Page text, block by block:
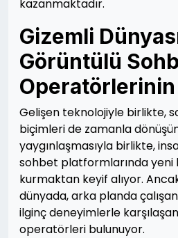
kazanmaktadır.
Gizemli
Görüntülü
Operatörlerinin
Gelişen teknolojiyle birlikte,
biçimleri de zamanla
yaygınlaşmasıyla birlikte,
sohbet platformlarında yeni
kurmaktan keyif alıyor.
dünyada, arka planda
ilginç deneyimlerle
operatörleri bulunuyor.